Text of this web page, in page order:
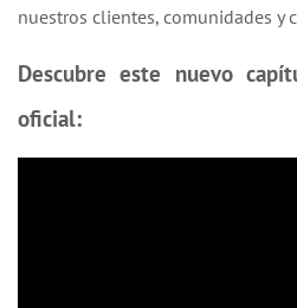
nuestros clientes, comunidades y
Descubre este nuevo
oficial: